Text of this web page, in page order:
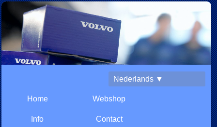
Nederlands ▼
Home Webshop
Info Contact